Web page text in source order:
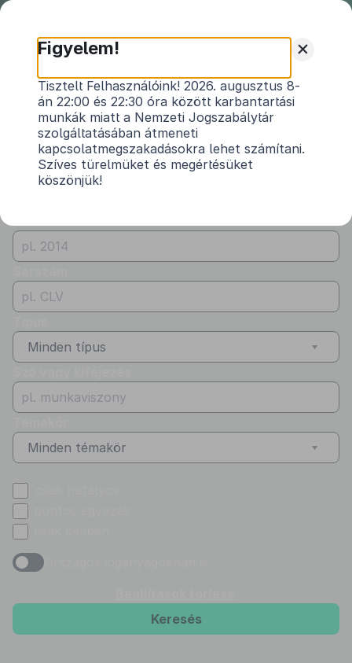
Önkormányzati
rendeletek
Önkormányzati rendeletek
Vármegye
Jász-Nagykun-Szolnok
Kibocsátó
Nagykörű Községi Önkormányzat
Minden típus
Minden témakör
Keresés
+
Figyelem!
Tisztelt Felhasználóink! 2026. augusztus 8-
án 22:00 és 22:30 óra között karbantartási
munkák miatt a Nemzeti Jogszabálytár
szolgáltatásában átmeneti
kapcsolatmegszakadásokra lehet számítani.
Szíves türelmüket és megértésüket
köszönjük!